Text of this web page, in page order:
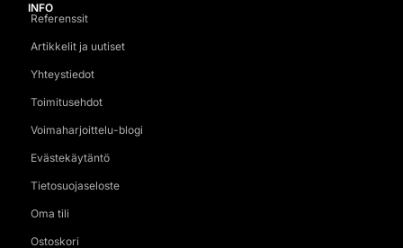
INFO
Referenssit
Artikkelit ja uutiset
Yhteystiedot
Toimitusehdot
Voimaharjoittelu-blogi
Evästekäytäntö
Tietosuojaseloste
Oma tili
Ostoskori